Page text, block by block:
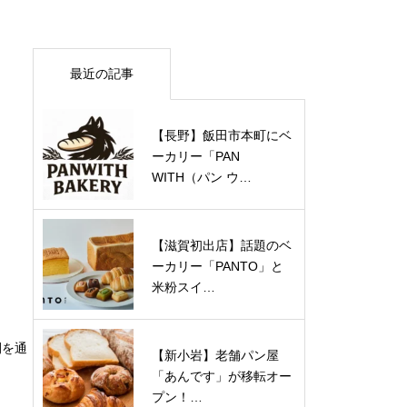
通
最近の記事
【長野】飯田市本町にベ
ーカリー「PAN
WITH（パン ウ…
【滋賀初出店】話題のベ
ーカリー「PANTO」と
米粉スイ…
【新小岩】老舗パン屋
「あんです」が移転オー
プン！…